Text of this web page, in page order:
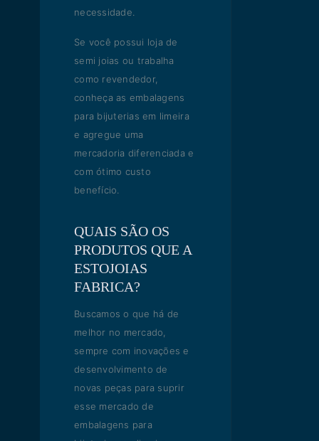
necessidade.
Se você possui loja de
semi joias ou trabalha
como revendedor,
conheça as embalagens
para bijuterias em limeira
e agregue uma
mercadoria diferenciada e
com ótimo custo
benefício.
QUAIS SÃO OS
PRODUTOS QUE A
ESTOJOIAS
FABRICA?
Buscamos o que há de
melhor no mercado,
sempre com inovações e
desenvolvimento de
novas peças para suprir
esse mercado de
embalagens para